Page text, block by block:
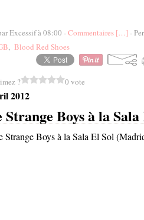
Excessif à 08:00 -Commentaires […] -
, Blood Red Shoes
? 0 vote
2012
Strange Boys à la